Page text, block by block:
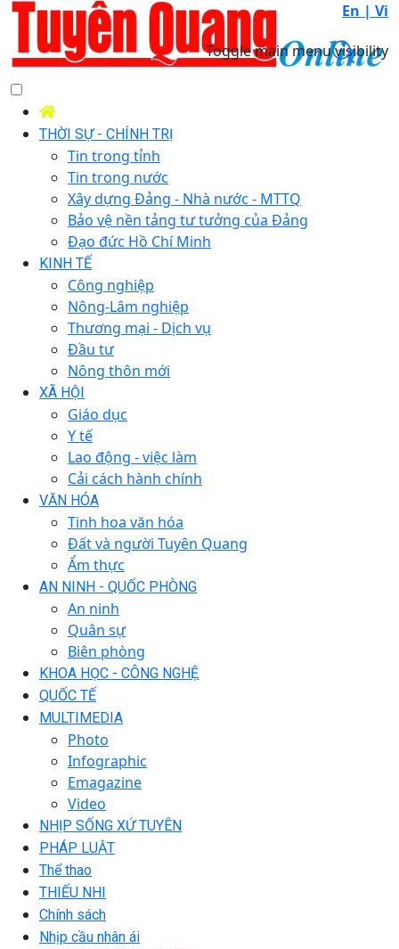
En | Vi
Toggle main menu visibility
THỜI SỰ - CHÍNH TRỊ
Tin trong tỉnh
Tin trong nước
Xây dựng Đảng - Nhà nước - MTTQ
Bảo vệ nền tảng tư tưởng của Đảng
Đạo đức Hồ Chí Minh
KINH TẾ
Công nghiệp
Nông-Lâm nghiệp
Thương mại - Dịch vụ
Đầu tư
Nông thôn mới
XÃ HỘI
Giáo dục
Y tế
Lao động - việc làm
Cải cách hành chính
VĂN HÓA
Tinh hoa văn hóa
Đất và người Tuyên Quang
Ẩm thực
AN NINH - QUỐC PHÒNG
An ninh
Quân sự
Biên phòng
KHOA HỌC - CÔNG NGHỆ
QUỐC TẾ
MULTIMEDIA
Photo
Infographic
Emagazine
Video
NHỊP SỐNG XỨ TUYÊN
PHÁP LUẬT
Thể thao
THIẾU NHI
Chính sách
Nhịp cầu nhân ái